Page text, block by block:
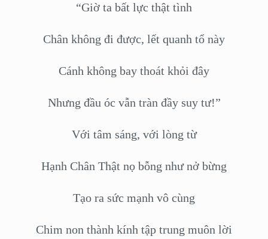
“Giờ ta bất lực thật tình
Chân không đi được, lết quanh tổ này
Cánh không bay thoát khỏi đây
Nhưng đầu óc vẫn tràn đầy suy tư!”
Với tâm sáng, với lòng từ
Hạnh Chân Thật nọ bỗng như nở bừng
Tạo ra sức mạnh vô cùng
Chim non thành kính tập trung muôn lời